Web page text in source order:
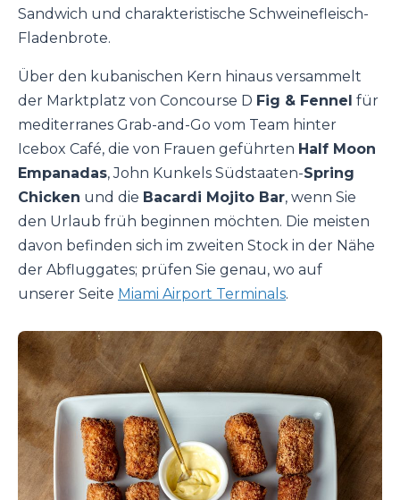
Sandwich und charakteristische Schweinefleisch-
Fladenbrote.
Über den kubanischen Kern hinaus versammelt
der Marktplatz von Concourse D Fig & Fennel für
mediterranes Grab-and-Go vom Team hinter
Icebox Café, die von Frauen geführten Half Moon
Empanadas, John Kunkels Südstaaten-Spring
Chicken und die Bacardi Mojito Bar, wenn Sie
den Urlaub früh beginnen möchten. Die meisten
davon befinden sich im zweiten Stock in der Nähe
der Abfluggates; prüfen Sie genau, wo auf
unserer Seite Miami Airport Terminals.